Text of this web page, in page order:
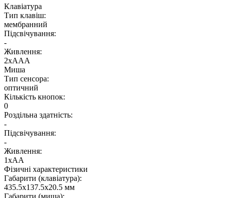
Клавіатура
Тип клавіш:
мембранний
Підсвічування:
-
Живлення:
2хААА
Миша
Тип сенсора:
оптичний
Кількість кнопок:
0
Роздільна здатність:
-
Підсвічування:
-
Живлення:
1хАА
Фізичні характеристики
Габарити (клавіатура):
435.5x137.5x20.5 мм
Габарити (миша):